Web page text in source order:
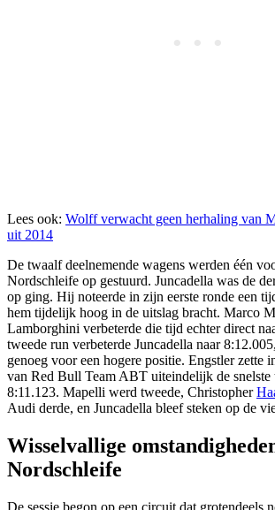
Lees ook: Wolff verwacht geen herhaling van
uit 2014
De twaalf deelnemende wagens werden één
Nordschleife op gestuurd. Juncadella was de
op ging. Hij noteerde in zijn eerste ronde een
hem tijdelijk hoog in de uitslag bracht. Marco
Lamborghini verbeterde die tijd echter direct
tweede run verbeterde Juncadella naar
genoeg voor een hogere positie. Engstler zette
van Red Bull Team ABT uiteindelijk de snelste
8:11.123. Mapelli werd tweede, Christopher
Audi derde, en Juncadella bleef steken op de
Wisselvallige
Nordschleife
De sessie begon op een circuit dat grotendeels